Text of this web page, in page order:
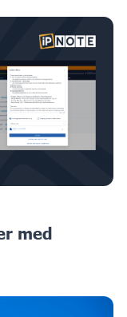
med